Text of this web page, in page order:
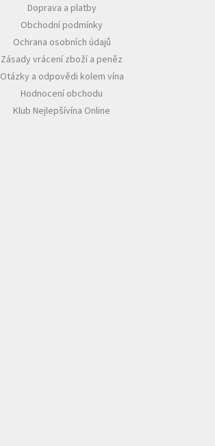
Doprava a platby
Obchodní podmínky
Ochrana osobních údajů
Zásady vrácení zboží a peněz
Otázky a odpovědi kolem vína
Hodnocení obchodu
Klub Nejlepšívína Online